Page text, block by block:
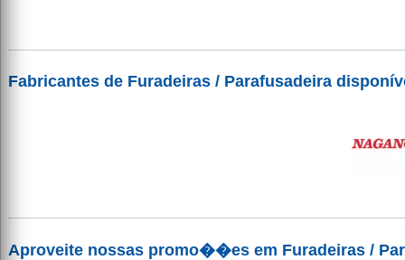
Fabricantes de Furadeiras / Parafusadeira
Aproveite nossas promo��es em Furadeiras /